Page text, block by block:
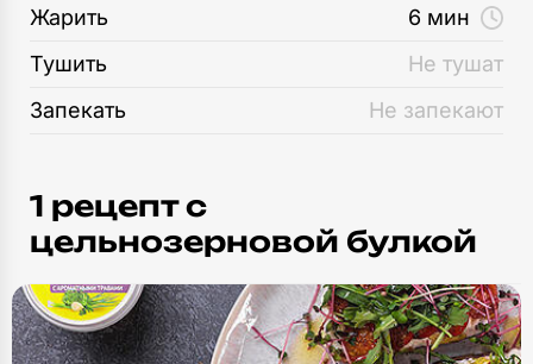
Жарить
6 мин
Тушить
Не тушат
Запекать
Не запекают
1 рецепт c
цельнозерновой булкой